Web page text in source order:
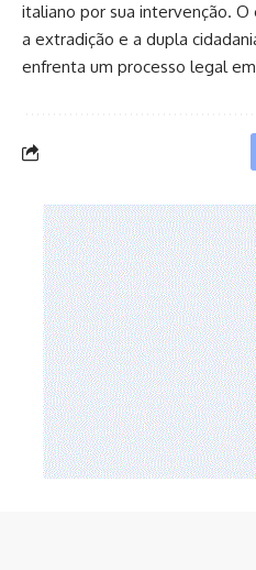
italiano por sua intervenção.
a extradição e a dupla
enfrenta um processo legal